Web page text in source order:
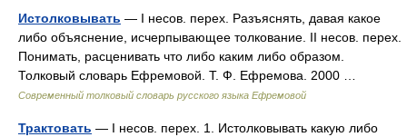
Истолковывать — I несов. перех. Разъяснять, давая какое
либо объяснение, исчерпывающее толкование. II несов. перех.
Понимать, расценивать что либо каким либо образом.
Толковый словарь Ефремовой. Т. Ф. Ефремова. 2000 …
Современный толковый словарь русского языка Ефремовой
Трактовать — I несов. перех. 1. Истолковывать какую либо